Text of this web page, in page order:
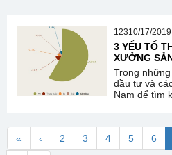
12310/17/
3 YẾU TỐ
XƯỞNG
Trong
đầu tư và
Nam để tìm
« ‹ 2 3 4 5 6